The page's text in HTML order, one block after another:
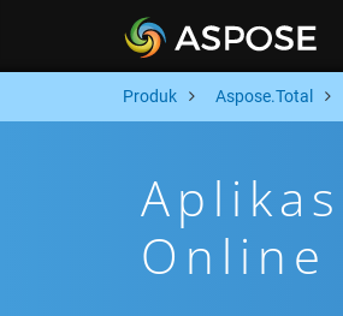
Produk Aspose.Total
Online